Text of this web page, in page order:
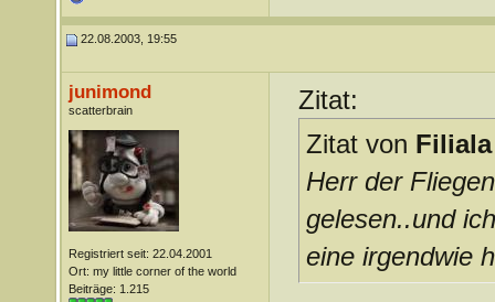
22.08.2003, 19:55
junimond
scatterbrain
Registriert seit: 22.04.2001
Ort: my little corner of the world
Beiträge: 1.215
Zitat:
Zitat von Filiala
Herr der
gelesen..und
eine irgendwie